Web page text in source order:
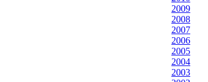
2009
2008
2007
2006
2005
2004
2003